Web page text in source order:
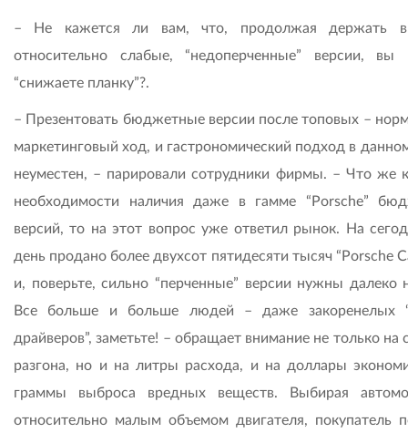
– Не кажется ли вам, что, продолжая держать
относительно слабые, “недоперченные” версии,
“снижаете планку”?.
– Презентовать бюджетные версии после топовых –
маркетинговый ход, и гастрономический подход в
неуместен, – парировали сотрудники фирмы. – Что же
необходимости наличия даже в гамме “Porsche”
версий, то на этот вопрос уже ответил рынок. На
день продано более двухсот пятидесяти тысяч “Porsche
и, поверьте, сильно “перченные” версии нужны далеко
Все больше и больше людей – даже закоренелых
драйверов”, заметьте! – обращает внимание не только на
разгона, но и на литры расхода, и на доллары
граммы выброса вредных веществ. Выбирая
относительно малым объемом двигателя, покупатель